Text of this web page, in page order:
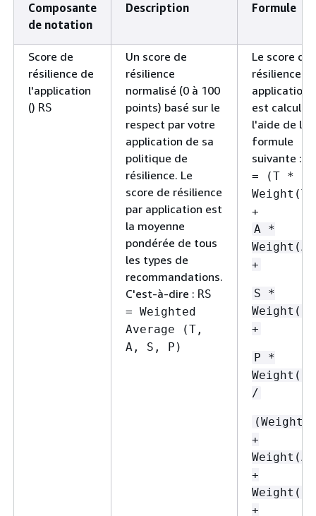
Composante
de notation
Description Formule
Score de
résilience de
l'application
() RS
Un score de
résilience
normalisé (0 à 100
points) basé sur le
respect par votre
application de sa
politique de
résilience. Le
score de résilience
par application est
la moyenne
pondérée de tous
les types de
recommandations.
C'est-à-dire : RS
= Weighted
Average (T,
A, S, P)
Le score de
résilience
application
est calculé à
l'aide de la
formule
suivante :
= (T *
Weight(T)
+
A *
Weight(A)
+
S *
Weight(S)
+
P *
/
+
Weight(A)
+
Weight(S)
+